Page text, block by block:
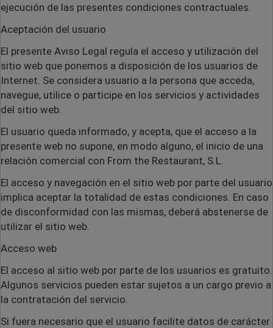
ejecución de las presentes condiciones contractuales.
Aceptación del usuario
El presente Aviso Legal regula el acceso y utilización del
sitio web que ponemos a disposición de los usuarios de
Internet. Se considera usuario a la persona que acceda,
navegue, utilice o participe en los servicios y actividades
del sitio web.
El usuario queda informado, y acepta, que el acceso a la
presente web no supone, en modo alguno, el inicio de una
relación comercial con From the Restaurant, S.L.
El acceso y navegación en el sitio web por parte del usuario
implica aceptar la totalidad de estas condiciones. En caso
de disconformidad con las mismas, deberá abstenerse de
utilizar el sitio web.
Acceso web
El acceso al sitio web por parte de los usuarios es gratuito.
Algunos servicios pueden estar sujetos a un cargo previo a
la contratación del servicio.
Si fuera necesario que el usuario facilite datos de carácter